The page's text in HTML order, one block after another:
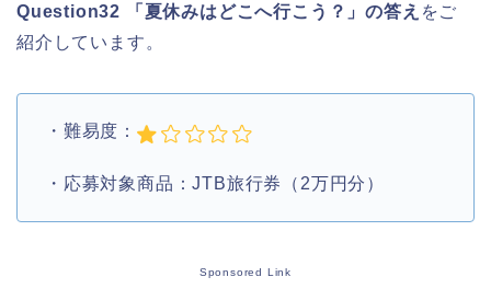
Question32 「夏休みはどこへ行こう？」の答え をご
紹介しています。
・難易度：
・応募対象商品：JTB旅行券（2万円分）
Sponsored Link